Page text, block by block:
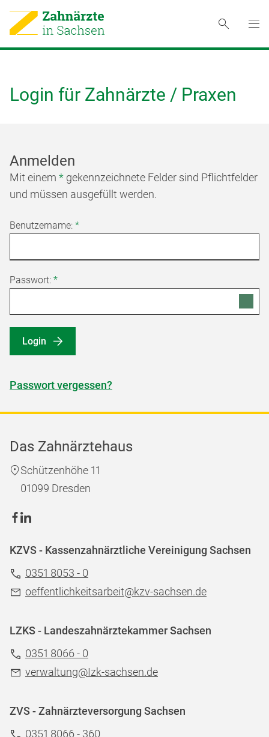
Login für Zahnärzte / Praxen
Anmelden
Mit einem * gekennzeichnete Felder sind Pflichtfelder
und müssen ausgefüllt werden.
Benutzername: *
Passwort: *
Login
Passwort vergessen?
Das Zahnärztehaus
Schützenhöhe 11
01099 Dresden
KZVS - Kassenzahnärztliche Vereinigung Sachsen
0351 8053 - 0
oeffentlichkeitsarbeit@kzv-sachsen.de
LZKS - Landeszahnärztekammer Sachsen
0351 8066 - 0
verwaltung@Izk-sachsen.de
ZVS - Zahnärzteversorgung Sachsen
0351 8066 - 360